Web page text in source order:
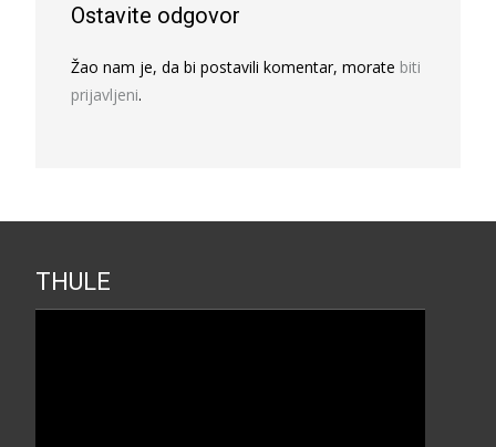
Ostavite odgovor
Žao nam je, da bi postavili komentar, morate biti
prijavljeni.
THULE